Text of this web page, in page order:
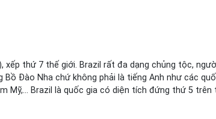
thứ 7 thế giới. Brazil rất đa dạng chủng tộc,
Đào Nha chứ không phải là tiếng Anh như các
Mỹ,… Brazil là quốc gia có diện tích đứng thứ 5